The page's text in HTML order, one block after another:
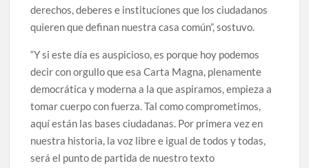
derechos, deberes e instituciones que los ciudadanos
quieren que definan nuestra casa común”, sostuvo.
“Y si este día es auspicioso, es porque hoy podemos
decir con orgullo que esa Carta Magna, plenamente
democrática y moderna a la que aspiramos, empieza a
tomar cuerpo con fuerza. Tal como comprometimos,
aquí están las bases ciudadanas. Por primera vez en
nuestra historia, la voz libre e igual de todos y todas,
será el punto de partida de nuestro texto